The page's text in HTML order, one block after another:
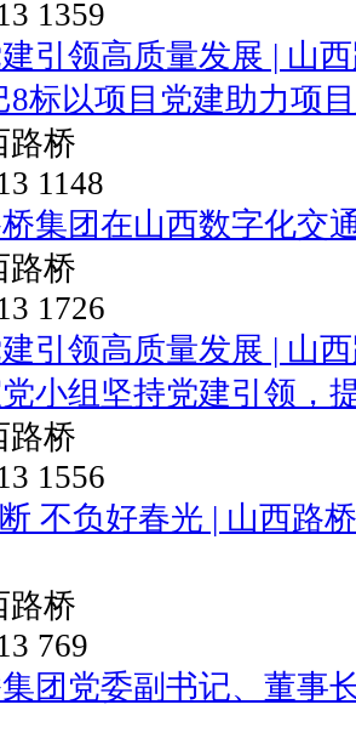
1359
引领高质量发展 | 山
8标以项目党建助力项
路桥
1148
集团在山西数字化交
路桥
1726
引领高质量发展 | 山
小组坚持党建引领，
路桥
1556
不负好春光 | 山西路
路桥
769
团党委副书记、董事